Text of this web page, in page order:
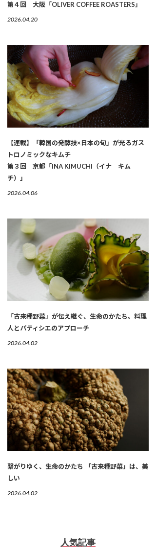
第４回 大阪「OLIVER COFFEE ROASTERS」
2026.04.20
【連載】「韓国の発酵技×日本の旬」が光るガス
トロノミックなキムチ
第３回 京都「INA KIMUCHI（イナ キム
チ）」
2026.04.06
「古来種野菜」が伝え継ぐ、生命のかたち。料理
人とパティシエのアプローチ
2026.04.02
繋がりゆく、生命のかたち 「古来種野菜」は、美
しい
2026.04.02
人気記事